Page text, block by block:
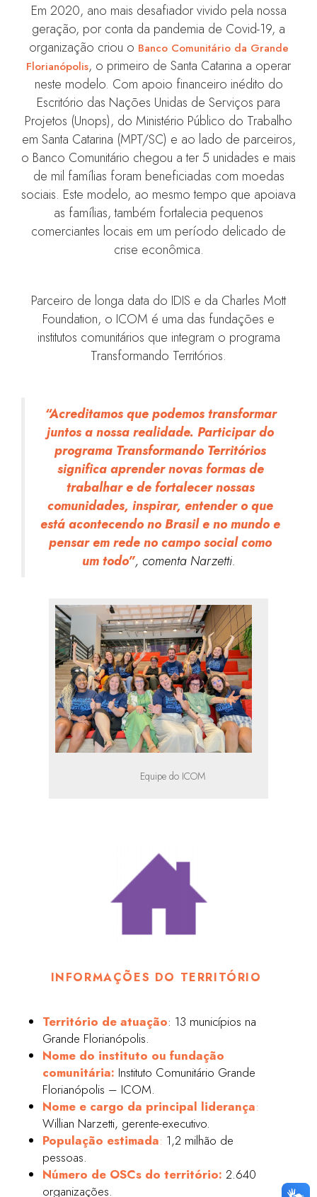
Em 2020, ano mais desafiador vivido pela nossa
geração, por conta da pandemia de Covid-19, a
organização criou o Banco Comunitário da Grande
Florianópolis, o primeiro de Santa Catarina a operar
neste modelo. Com apoio financeiro inédito do
Escritório das Nações Unidas de Serviços para
Projetos (Unops), do Ministério Público do Trabalho
em Santa Catarina (MPT/SC) e ao lado de parceiros,
o Banco Comunitário chegou a ter 5 unidades e mais
de mil famílias foram beneficiadas com moedas
sociais. Este modelo, ao mesmo tempo que apoiava
as famílias, também fortalecia pequenos
comerciantes locais em um período delicado de
crise econômica.
Parceiro de longa data do IDIS e da Charles Mott
Foundation, o ICOM é uma das fundações e
institutos comunitários que integram o programa
Transformando Territórios.
“Acreditamos que podemos transformar
juntos a nossa realidade. Participar do
programa Transformando Territórios
significa aprender novas formas de
trabalhar e de fortalecer nossas
comunidades, inspirar, entender o que
está acontecendo no Brasil e no mundo e
pensar em rede no campo social como
um todo”, comenta Narzetti.
Equipe do ICOM
INFORMAÇÕES DO TERRITÓRIO
Território de atuação: 13 municípios na
Grande Florianópolis.
Nome do instituto ou fundação
comunitária: Instituto Comunitário Grande
Florianópolis – ICOM.
Nome e cargo da principal liderança:
Willian Narzetti, gerente-executivo.
População estimada: 1,2 milhão de
pessoas.
Número de OSCs do território: 2.640
organizações.